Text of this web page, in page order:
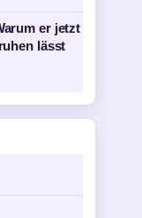
er jetzt
lässt